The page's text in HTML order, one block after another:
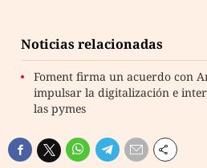
Noticias relacionadas
Foment firma un acuerdo con
impulsar la digitalización e
las pymes